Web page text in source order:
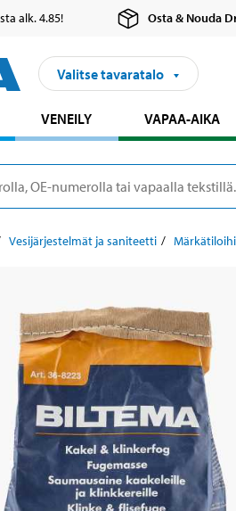
alk. 4.85! Osta & Nouda
Valitse tavaratalo
VENEILY VAPAA-AIKA
Vesijärjestelmät ja saniteetti